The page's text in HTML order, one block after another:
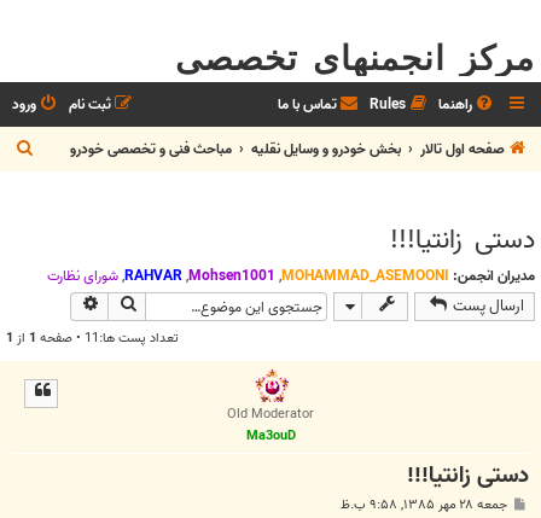
مرکز انجمنهای تخصصی
راهنما Rules تماس با ما ورود
ثبت نام
صفحه اول تالار
بخش خودرو و وسايل نقليه مباحث فنی و تخصصی خودرو
س
دستی زانتیا!!!
مدیران انجمن: MOHAMMAD_ASEMOONI
,
Mohsen1001
,
RAHVAR
,شوراي نظارت
ارسال پست جستجو
تعداد پست ها:11 • صفحه 1 از 1
Old Moderator
Ma3ouD
دستی زانتیا!!!
جمعه ۲۸ مهر ۱۳۸۵, ۹:۵۸ ب.ظ